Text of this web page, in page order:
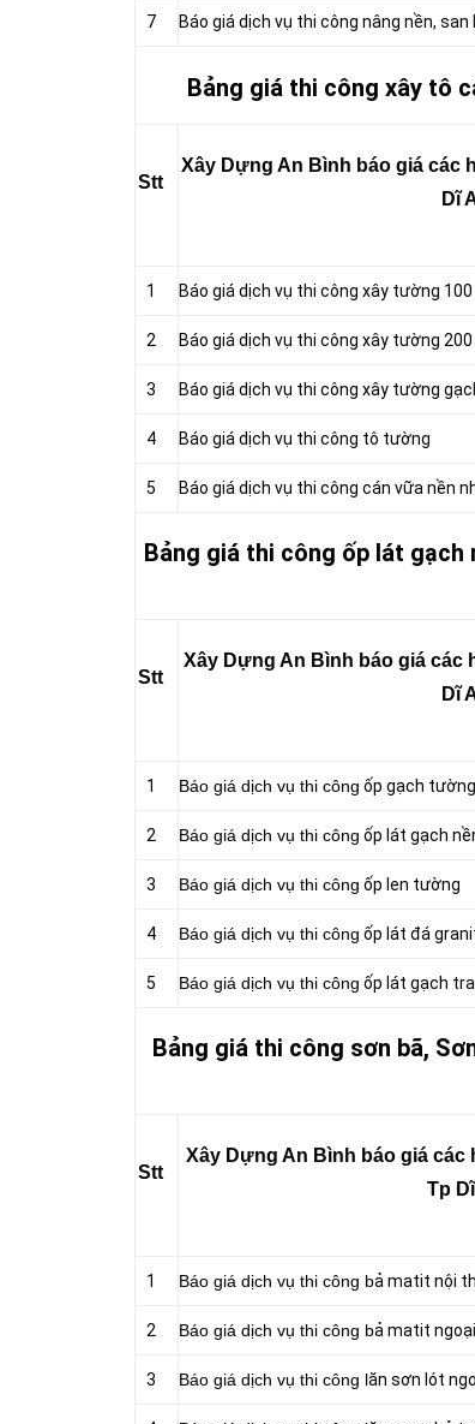
7 Báo giá dịch vụ thi công nâng nền,
Bảng giá thi công xây tô
Stt
Xây Dựng An Bình báo giá các
Dĩ
1 Báo giá dịch vụ thi công xây tường 100
2 Báo giá dịch vụ thi công xây tường 200
3 Báo giá dịch vụ thi công xây tường
4 Báo giá dịch vụ thi công tô tường
5 Báo giá dịch vụ thi công cán vữa nền
Bảng giá thi công ốp lát gạch
Stt
Xây Dựng An Bình báo giá các
Dĩ
1 Báo giá dịch vụ thi công ốp gạch tường
2 Báo giá dịch vụ thi công ốp lát gạch
3 Báo giá dịch vụ thi công ốp len tường
4 Báo giá dịch vụ thi công ốp lát đá
5 Báo giá dịch vụ thi công ốp lát gạch
Bảng giá thi công sơn bã,
Stt
Xây Dựng An Bình báo giá
Tp
1 Báo giá dịch vụ thi công bả matit nội
2 Báo giá dịch vụ thi công bả matit
3 Báo giá dịch vụ thi công lăn sơn lót